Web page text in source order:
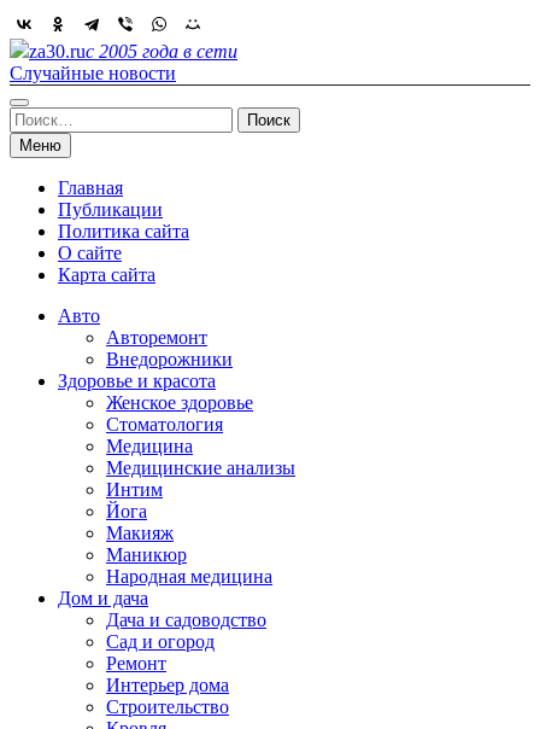
Skip
to
content
za30.ruс 2005 года в сети
Случайные новости
Найти:
Меню
Главная
Публикации
Политика сайта
О сайте
Карта сайта
Авто
Авторемонт
Внедорожники
Здоровье и красота
Женское здоровье
Стоматология
Медицина
Медицинские анализы
Интим
Йога
Макияж
Маникюр
Народная медицина
Дом и дача
Дача и садоводство
Сад и огород
Ремонт
Интерьер дома
Строительство